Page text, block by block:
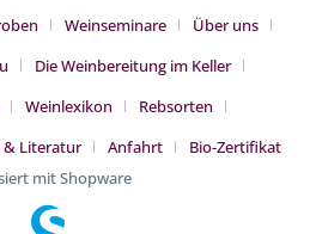
Weinseminare
Über uns
Die Weinbereitung im Keller
Weinlexikon
Rebsorten
& Literatur Anfahrt
Bio-Zertifikat
mit Shopware